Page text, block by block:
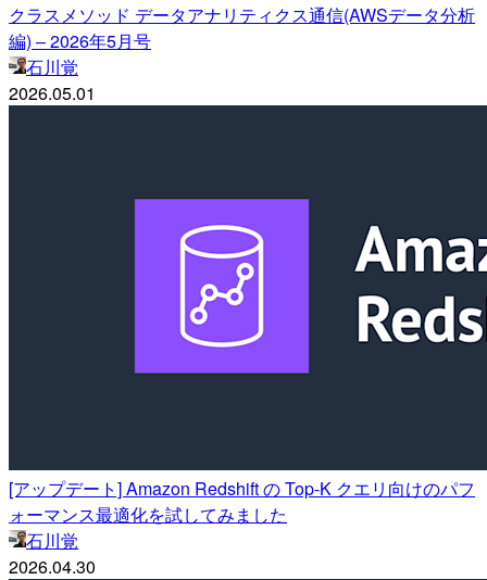
クラスメソッド データアナリティクス通信(AWSデータ分析
編) – 2026年5月号
石川覚
2026.05.01
[アップデート] Amazon Redshift の Top-K クエリ向けのパフ
ォーマンス最適化を試してみました
石川覚
2026.04.30